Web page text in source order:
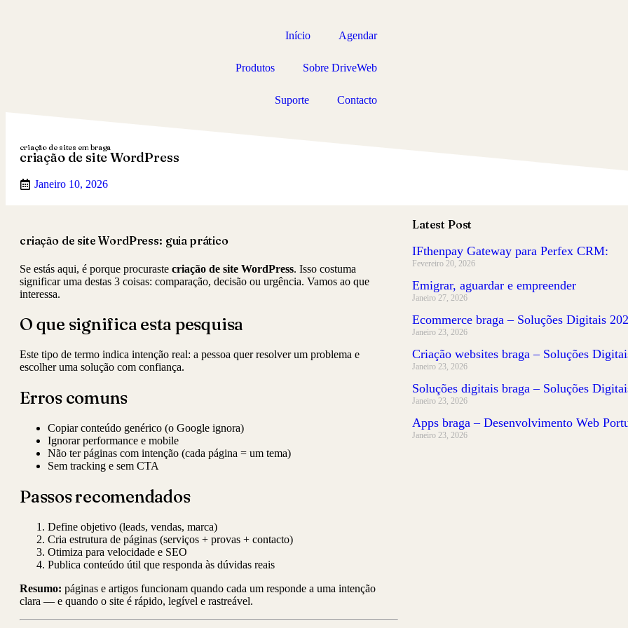
Início Agendar
Produtos Sobre DriveWeb
Suporte Contacto
criação de sites em braga
criação de site WordPress
Janeiro 10, 2026
criação de site WordPress: guia prático
Se estás aqui, é porque procuraste criação de site WordPress. Isso costuma
significar uma destas 3 coisas: comparação, decisão ou urgência. Vamos ao que
interessa.
O que significa esta pesquisa
Este tipo de termo indica intenção real: a pessoa quer resolver um problema e
escolher uma solução com confiança.
Erros comuns
Copiar conteúdo genérico (o Google ignora)
Ignorar performance e mobile
Não ter páginas com intenção (cada página = um tema)
Sem tracking e sem CTA
Passos recomendados
Define objetivo (leads, vendas, marca)
Cria estrutura de páginas (serviços + provas + contacto)
Otimiza para velocidade e SEO
Publica conteúdo útil que responda às dúvidas reais
Resumo: páginas e artigos funcionam quando cada um responde a uma intenção
clara — e quando o site é rápido, legível e rastreável.
Latest Post
IFthenpay Gateway para Perfex CRM:
Fevereiro 20, 2026
Emigrar, aguardar e empreender
Janeiro 27, 2026
Ecommerce braga – Soluções Digitais
Janeiro 23, 2026
Criação websites braga – Soluções
Janeiro 23, 2026
Soluções digitais braga – Soluções
Janeiro 23, 2026
Apps braga – Desenvolvimento Web
Janeiro 23, 2026